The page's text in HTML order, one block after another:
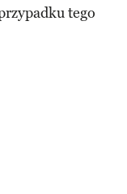
tego